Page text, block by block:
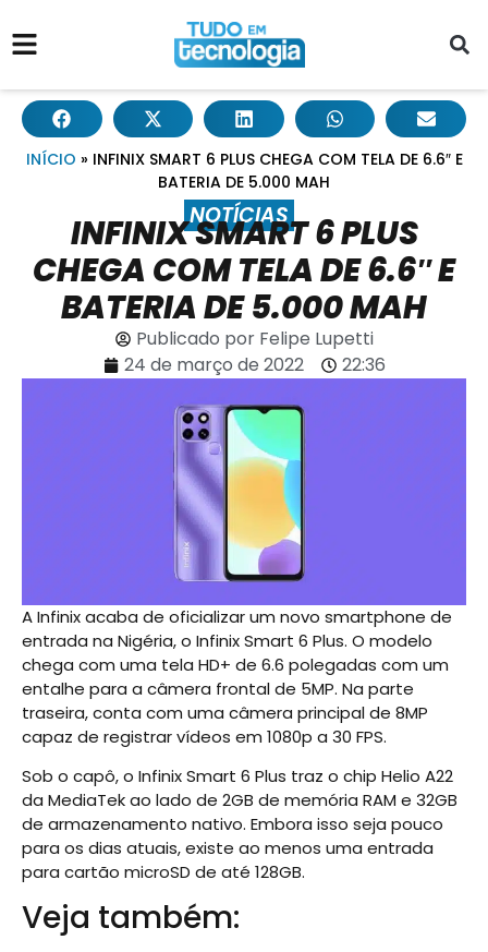
INÍCIO » INFINIX SMART 6 PLUS CHEGA COM TELA DE 6.6″ E
BATERIA DE 5.000 MAH
NOTÍCIAS
INFINIX SMART 6 PLUS
CHEGA COM TELA DE 6.6″ E
BATERIA DE 5.000 MAH
Publicado porFelipe Lupetti
24 de março de 2022
22:36
A Infinix acaba de oficializar um novo smartphone de
entrada na Nigéria, o Infinix Smart 6 Plus. O modelo
chega com uma tela HD+ de 6.6 polegadas com um
entalhe para a câmera frontal de 5MP. Na parte
traseira, conta com uma câmera principal de 8MP
capaz de registrar vídeos em 1080p a 30 FPS.
Sob o capô, o Infinix Smart 6 Plus traz o chip Helio A22
da MediaTek ao lado de 2GB de memória RAM e 32GB
de armazenamento nativo. Embora isso seja pouco
para os dias atuais, existe ao menos uma entrada
para cartão microSD de até 128GB.
Veja também: